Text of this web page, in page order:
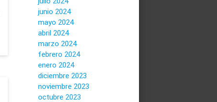
junio 2024
mayo 2024
abril 2024
marzo 2024
febrero 2024
enero 2024
diciembre 2023
noviembre 2023
octubre 2023